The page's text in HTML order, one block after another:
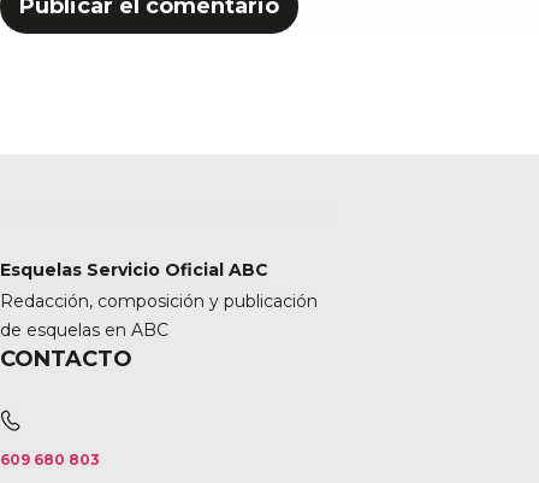
Esquelas Servicio Oficial ABC
Redacción, composición y publicación
de esquelas en ABC
CONTACTO
609 680 803